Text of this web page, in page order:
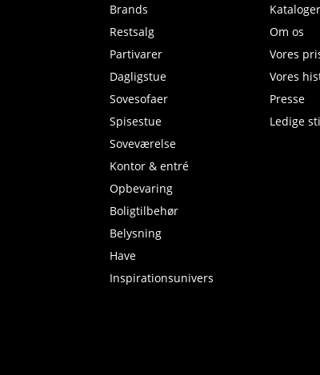
Brands
Restsalg
Partivarer
Dagligstue
Sovesofaer
Spisestue
Soveværelse
Kontor & entré
Opbevaring
Boligtilbehør
Belysning
Have
Inspirationsunivers
Om os
Vores
Vores
Presse
Ledige